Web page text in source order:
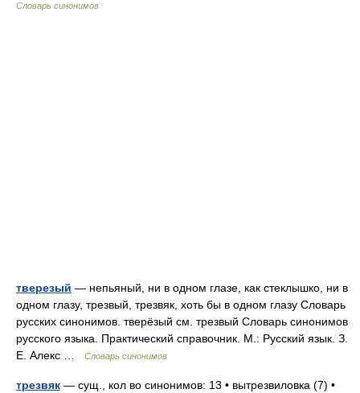
Словарь синонимов
тверезый — непьяный, ни в одном глазе, как стеклышко, ни в
одном глазу, трезвый, трезвяк, хоть бы в одном глазу Словарь
русских синонимов. тверёзый см. трезвый Словарь синонимов
русского языка. Практический справочник. М.: Русский язык. З.
Е. Алекс …
Словарь синонимов
трезвяк — сущ., кол во синонимов: 13 • вытрезвиловка (7) •